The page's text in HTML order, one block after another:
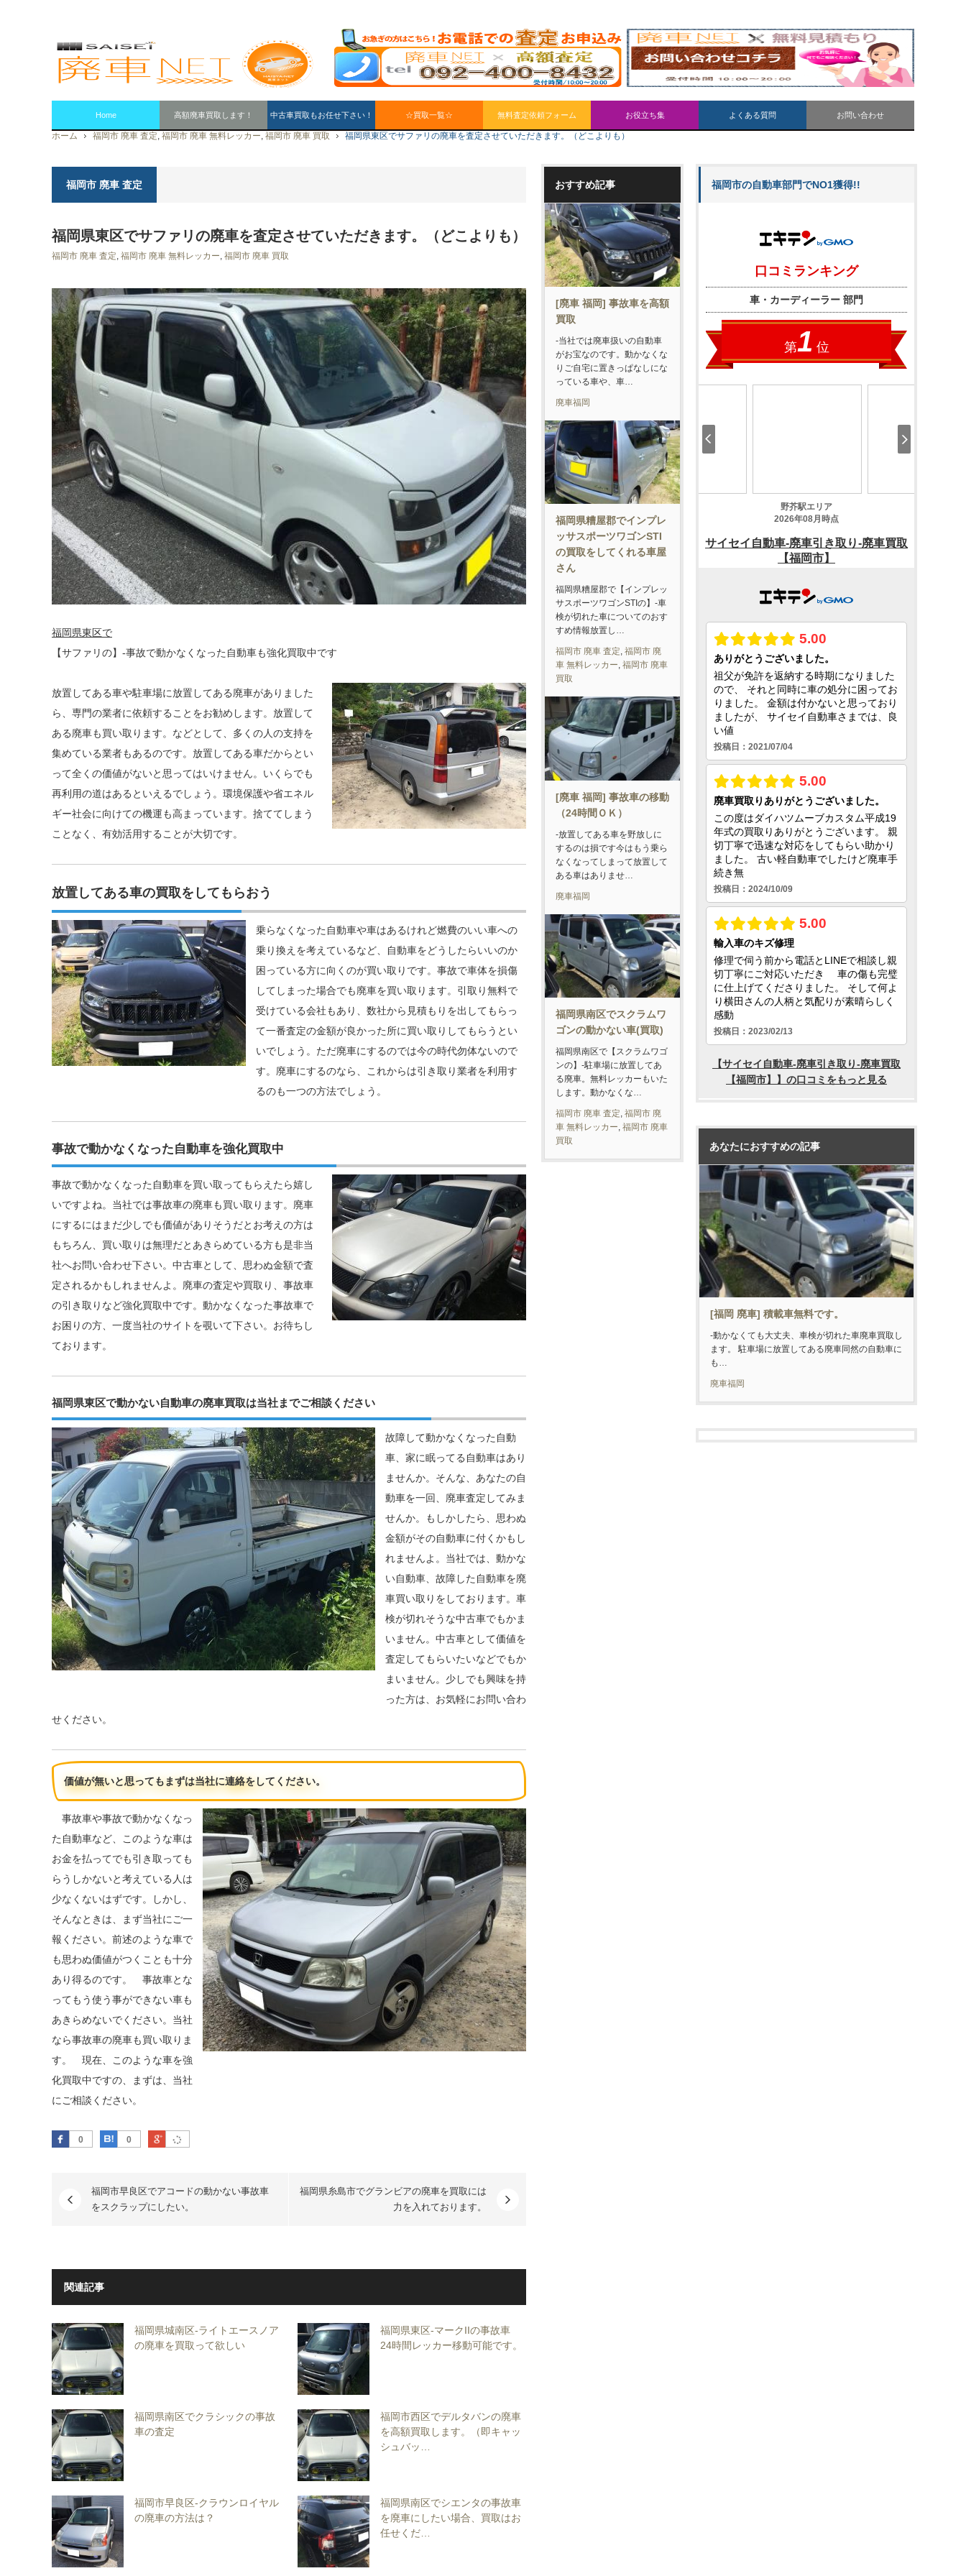
Home 高額廃車買取します！ 中古車買取もお任せ下さい！ ☆買取一覧☆ 無料査定依頼フォーム お役立ち集 よくある質問 お問い合わせ
ホーム 福岡市 廃車 査定, 福岡市 廃車 無料レッカー, 福岡市 廃車 買取 福岡県東区でサファリの廃車を査定させていただきます。（どこよりも）
福岡市 廃車 査定
福岡県東区でサファリの廃車を査定させていただきます。（どこよりも）
福岡市 廃車 査定, 福岡市 廃車 無料レッカー, 福岡市 廃車 買取
福岡県東区で
【サファリの】-事故で動かなくなった自動車も強化買取中です
放置してある車や駐車場に放置してある廃車がありました
ら、専門の業者に依頼することをお勧めします。放置して
ある廃車も買い取ります。などとして、多くの人の支持を
集めている業者もあるのです。放置してある車だからとい
って全くの価値がないと思ってはいけません。いくらでも
再利用の道はあるといえるでしょう。環境保護や省エネル
ギー社会に向けての機運も高まっています。捨ててしまう
ことなく、有効活用することが大切です。
放置してある車の買取をしてもらおう
乗らなくなった自動車や車はあるけれど燃費のいい車への
乗り換えを考えているなど、自動車をどうしたらいいのか
困っている方に向くのが買い取りです。事故で車体を損傷
してしまった場合でも廃車を買い取ります。引取り無料で
受けている会社もあり、数社から見積もりを出してもらっ
て一番査定の金額が良かった所に買い取りしてもらうとい
いでしょう。ただ廃車にするのでは今の時代勿体ないので
す。廃車にするのなら、これからは引き取り業者を利用す
るのも一つの方法でしょう。
事故で動かなくなった自動車を強化買取中
事故で動かなくなった自動車を買い取ってもらえたら嬉し
いですよね。当社では事故車の廃車も買い取ります。廃車
にするにはまだ少しでも価値がありそうだとお考えの方は
もちろん、買い取りは無理だとあきらめている方も是非当
社へお問い合わせ下さい。中古車として、思わぬ金額で査
定されるかもしれませんよ。廃車の査定や買取り、事故車
の引き取りなど強化買取中です。動かなくなった事故車で
お困りの方、一度当社のサイトを覗いて下さい。お待ちし
ております。
福岡県東区で動かない自動車の廃車買取は当社までご相談ください
故障して動かなくなった自動
車、家に眠ってる自動車はあり
ませんか。そんな、あなたの自
動車を一回、廃車査定してみま
せんか。もしかしたら、思わぬ
金額がその自動車に付くかもし
れませんよ。当社では、動かな
い自動車、故障した自動車を廃
車買い取りをしております。車
検が切れそうな中古車でもかま
いません。中古車として価値を
査定してもらいたいなどでもか
まいません。少しでも興味を持
った方は、お気軽にお問い合わ
せください。
価値が無いと思ってもまずは当社に連絡をしてください。
事故車や事故で動かなくなっ
た自動車など、このような車は
お金を払ってでも引き取っても
らうしかないと考えている人は
少なくないはずです。しかし、
そんなときは、まず当社にご一
報ください。前述のような車で
も思わぬ価値がつくことも十分
あり得るのです。 事故車とな
ってもう使う事ができない車も
あきらめないでください。当社
なら事故車の廃車も買い取りま
す。 現在、このような車を強
化買取中ですの、まずは、当社
にご相談ください。
0
Facebook 0
はてなブックマーク
Google Plus
福岡市早良区でアコードの動かない事故車
をスクラップにしたい。
福岡県糸島市でグランビアの廃車を買取には
力を入れております。
関連記事
福岡県城南区-ライトエースノア
の廃車を買取って欲しい
福岡県東区-マークIIの事故車
24時間レッカー移動可能です。
福岡県南区でクラシックの事故
車の査定
福岡市西区でデルタバンの廃車
を高額買取します。（即キャッ
シュバッ…
福岡市早良区-クラウンロイヤル
の廃車の方法は？
福岡県南区でシエンタの事故車
を廃車にしたい場合、買取はお
任せくだ…
おすすめ記事
[廃車 福岡] 事故車を高額
買取
-当社では廃車扱いの自動車
がお宝なのです。動かなくな
りご自宅に置きっぱなしにな
っている車や、車…
廃車福岡
福岡県糟屋郡でインプレ
ッサスポーツワゴンSTI
の買取をしてくれる車屋
さん
福岡県糟屋郡で【インプレッ
サスポーツワゴンSTIの】-車
検が切れた車についてのおす
すめ情報放置し…
福岡市 廃車 査定, 福岡市 廃
車 無料レッカー, 福岡市 廃車
買取
[廃車 福岡] 事故車の移動
（24時間ＯＫ）
-放置してある車を野放しに
するのは損です今はもう乗ら
なくなってしまって放置して
ある車はありませ…
廃車福岡
福岡県南区でスクラムワ
ゴンの動かない車(買取)
福岡県南区で【スクラムワゴ
ンの】-駐車場に放置してあ
る廃車。無料レッカーもいた
します。動かなくな…
福岡市 廃車 査定 福岡市 廃
車 無料レッカー 福岡市 廃車
買取
福岡市の自動車部門でNO1獲得!!
あなたにおすすめの記事
[福岡 廃車] 積載車無料です。
-動かなくても大丈夫、車検が切れた車廃車買取し
ます。 駐車場に放置してある廃車同然の自動車に
も…
廃車福岡